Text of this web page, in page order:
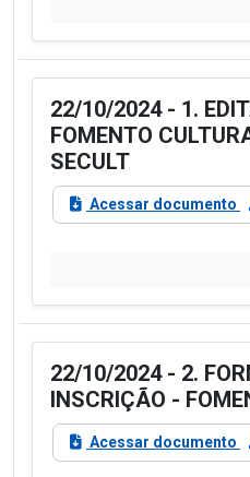
22/10/2024 - 1.
FOMENTO
SECULT
Acessar documento
22/10/2024 - 2.
INSCRIÇÃO -
Acessar documento